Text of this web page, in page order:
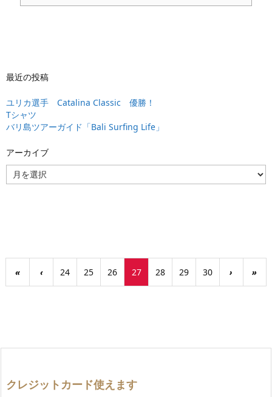
最近の投稿
ユリカ選手 Catalina Classic 優勝！
Tシャツ
バリ島ツアーガイド「Bali Surfing Life」
アーカイブ
ー
« ‹ 24 25 26 27 28 29 30 › »
クレジットカード使えます